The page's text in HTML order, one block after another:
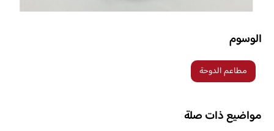
الوسوم
مطاعم الدوحة
مواضيع ذات صلة